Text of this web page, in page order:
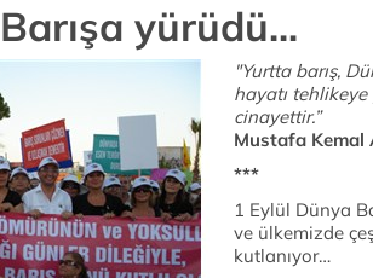
yürüdü...
"Yurtta barış,
hayatı
cinayettir.”
Mustafa Kemal
***
1 Eylül Dünya
ve ülkemizde
kutlanıyor…